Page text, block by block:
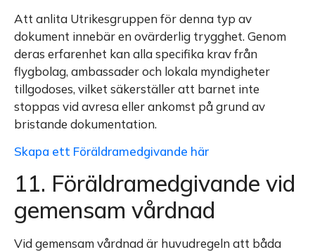
Att anlita Utrikesgruppen för denna typ av
dokument innebär en ovärderlig trygghet. Genom
deras erfarenhet kan alla specifika krav från
flygbolag, ambassader och lokala myndigheter
tillgodoses, vilket säkerställer att barnet inte
stoppas vid avresa eller ankomst på grund av
bristande dokumentation.
Skapa ett Föräldramedgivande här
11. Föräldramedgivande vid
gemensam vårdnad
Vid gemensam vårdnad är huvudregeln att båda